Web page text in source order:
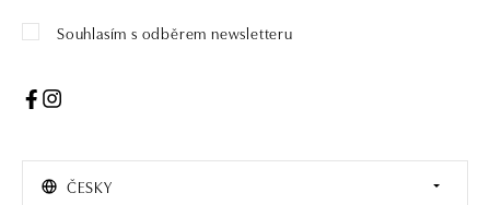
Souhlasím s odběrem newsletteru
ČESKY